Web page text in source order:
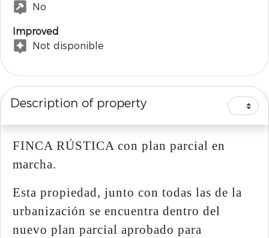
No
Improved
Not disponible
Description of property
FINCA RÚSTICA con plan parcial en
marcha.
Esta propiedad, junto con todas las de la
urbanización se encuentra dentro del
nuevo plan parcial aprobado para